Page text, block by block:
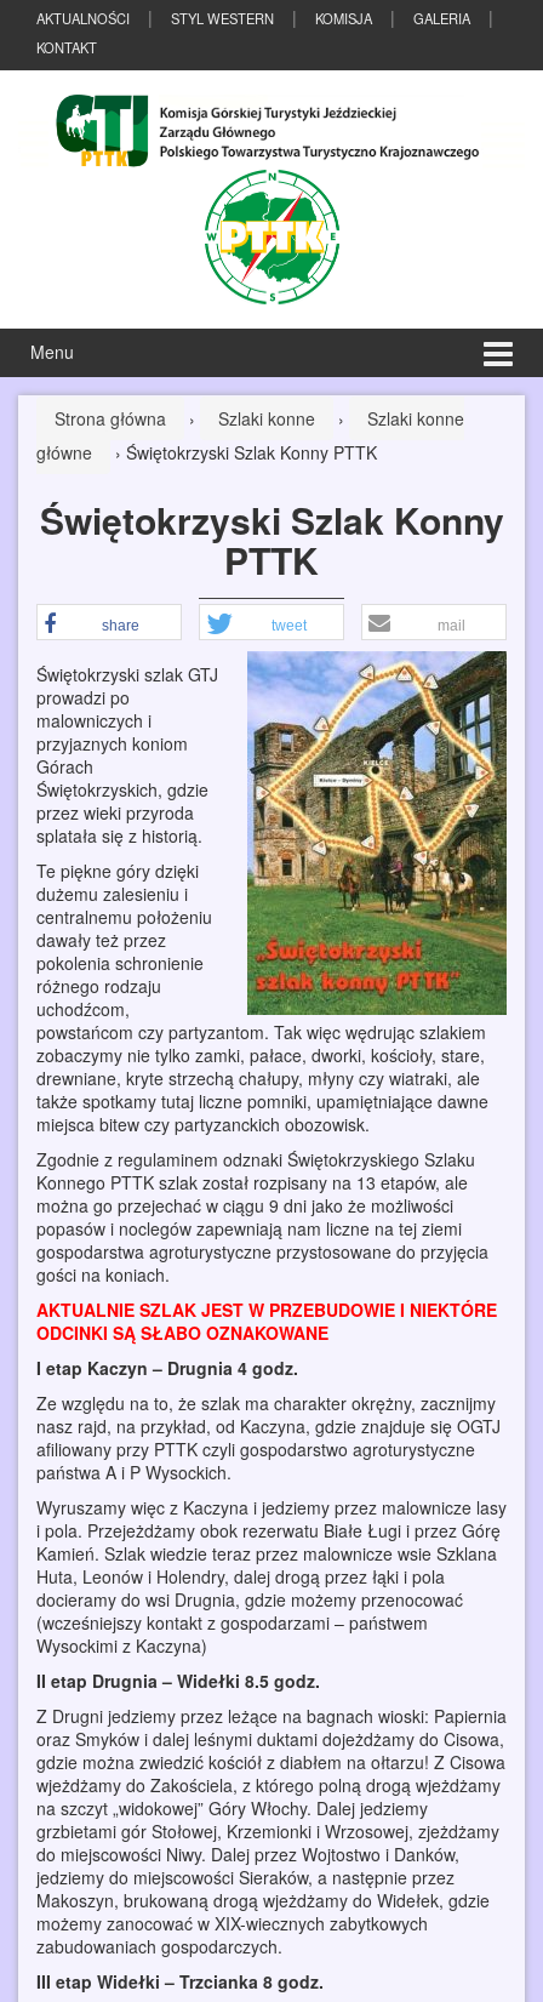
Przeskocz
treści
Przejdź
menu
AKTUALNOŚCI STYL WESTERN KOMISJA
GALERIA
KONTAKT
Menu
Strona główna › Szlaki konne ›
Szlaki konne
główne
› Świętokrzyski Szlak Konny PTTK
Świętokrzyski Szlak Konny
PTTK
share tweet mail
Świętokrzyski szlak GTJ
prowadzi po
malowniczych i
przyjaznych koniom
Górach
Świętokrzyskich, gdzie
przez wieki przyroda
splatała się z historią.
Te piękne góry dzięki
dużemu zalesieniu i
centralnemu położeniu
dawały też przez
pokolenia schronienie
różnego rodzaju
uchodźcom,
powstańcom czy partyzantom. Tak więc wędrując szlakiem
zobaczymy nie tylko zamki, pałace, dworki, kościoły, stare,
drewniane, kryte strzechą chałupy, młyny czy wiatraki, ale
także spotkamy tutaj liczne pomniki, upamiętniające dawne
miejsca bitew czy partyzanckich obozowisk.
Zgodnie z regulaminem odznaki Świętokrzyskiego Szlaku
Konnego PTTK szlak został rozpisany na 13 etapów, ale
można go przejechać w ciągu 9 dni jako że możliwości
popasów i noclegów zapewniają nam liczne na tej ziemi
gospodarstwa agroturystyczne przystosowane do przyjęcia
gości na koniach.
AKTUALNIE SZLAK JEST W PRZEBUDOWIE I NIEKTÓRE
ODCINKI SĄ SŁABO OZNAKOWANE
I etap Kaczyn – Drugnia 4 godz.
Ze względu na to, że szlak ma charakter okrężny, zacznijmy
nasz rajd, na przykład, od Kaczyna, gdzie znajduje się OGTJ
afiliowany przy PTTK czyli gospodarstwo agroturystyczne
państwa A i P Wysockich.
Wyruszamy więc z Kaczyna i jedziemy przez malownicze lasy
i pola. Przejeżdżamy obok rezerwatu Białe Ługi i przez Górę
Kamień. Szlak wiedzie teraz przez malownicze wsie Szklana
Huta, Leonów i Holendry, dalej drogą przez łąki i pola
docieramy do wsi Drugnia, gdzie możemy przenocować
(wcześniejszy kontakt z gospodarzami – państwem
Wysockimi z Kaczyna)
II etap Drugnia – Widełki 8.5 godz.
Z Drugni jedziemy przez leżące na bagnach wioski: Papiernia
oraz Smyków i dalej leśnymi duktami dojeżdżamy do Cisowa,
gdzie można zwiedzić kościół z diabłem na ołtarzu! Z Cisowa
wjeżdżamy do Zakościela, z którego polną drogą wjeżdżamy
na szczyt „widokowej” Góry Włochy. Dalej jedziemy
grzbietami gór Stołowej, Krzemionki i Wrzosowej, zjeżdżamy
do miejscowości Niwy. Dalej przez Wojtostwo i Danków,
jedziemy do miejscowości Sieraków, a następnie przez
Makoszyn, brukowaną drogą wjeżdżamy do Widełek, gdzie
możemy zanocować w XIX-wiecznych zabytkowych
zabudowaniach gospodarczych.
III etap Widełki – Trzcianka 8 godz.